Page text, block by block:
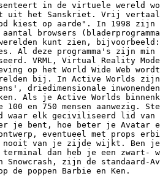
in de virtuele wereld
uit het Sanskriet. Vrij
kiest op aarde". In 1998
browsers
kunt zien,
Al deze programma's zijn min
VRML, Virtual Reality
op het World Wide Web
bij. In Active Worlds zijn
driedimensionale
Als je Active Worlds
en 750 mensen aanwezig.
waar elk geciviliseerd lid van
je bent, hoe beter je Avatar
eventueel met props
nooit van je zijde wijkt. Ben
dan heb je een zwart-
Snowcrash, zijn de standaard-
poppen Barbie en Ken.